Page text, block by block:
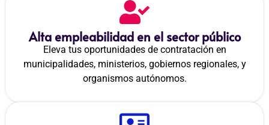
Alta empleabilidad en el sector público
Eleva tus oportunidades de contratación en
municipalidades, ministerios, gobiernos regionales, y
organismos autónomos.